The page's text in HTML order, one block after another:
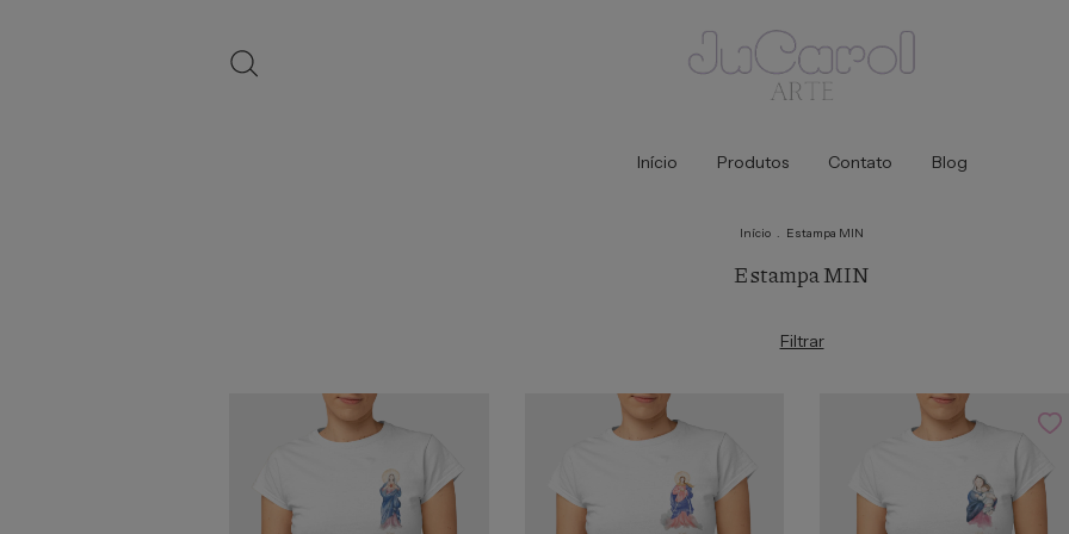
Início Produtos Contato Blog
Início . Estampa MIN
Estampa MIN
Filtrar